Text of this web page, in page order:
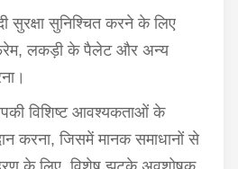
सुरक्षा सुनिश्चित करने के लिए
लकड़ी के पैलेट और अन्य
विशिष्ट आवश्यकताओं के
करना, जिसमें मानक समाधानों से